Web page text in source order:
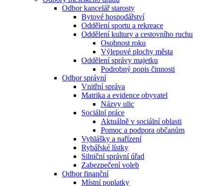
Odbor kancelář starosty
Bytové hospodářství
Oddělení sportu a rekreace
Oddělení kultury a cestovního ruchu
Osobnost roku
Výlepové plochy města
Oddělení správy majetku
Podrobný popis činnosti
Odbor správní
Vnitřní správa
Matrika a evidence obyvatel
Názvy ulic
Sociální práce
Aktuálně v sociální oblasti
Pomoc a podpora občanům
Vyhlášky a nařízení
Rybářské lístky
Silniční správní úřad
Zabezpečení voleb
Odbor finanční
Místní poplatky